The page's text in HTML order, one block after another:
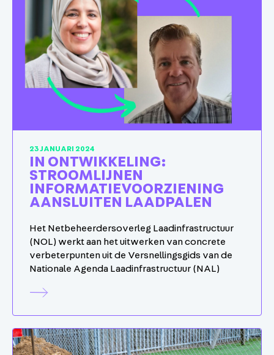
23 JANUARI 2024
IN ONTWIKKELING:
STROOMLIJNEN
INFORMATIEVOORZIENING
AANSLUITEN LAADPALEN
Het Netbeheerdersoverleg Laadinfrastructuur
(NOL) werkt aan het uitwerken van concrete
verbeterpunten uit de Versnellingsgids van de
Nationale Agenda Laadinfrastructuur (NAL)